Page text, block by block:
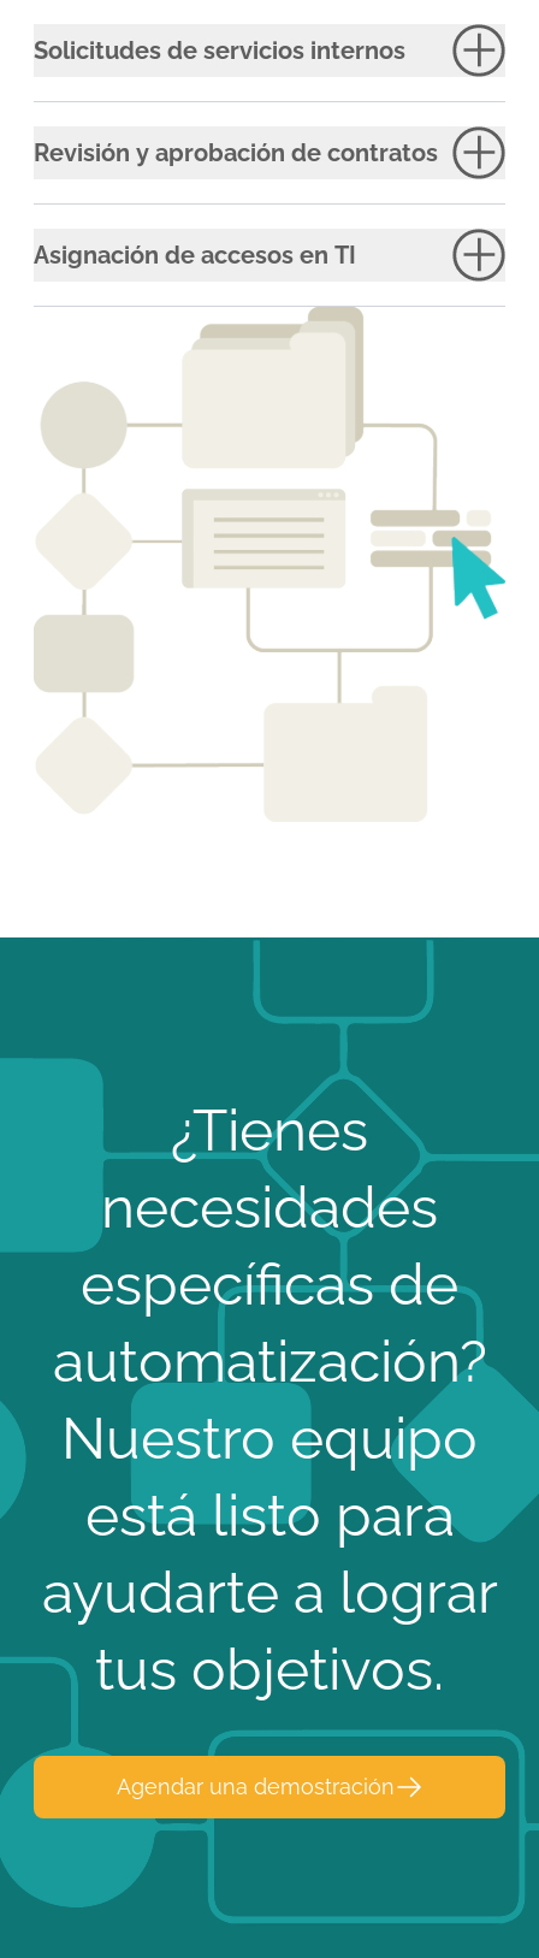
Solicitudes de servicios internos
Revisión y aprobación de contratos
Asignación de accesos en TI
¿Tienes
necesidades
específicas de
automatización?
Nuestro equipo
está listo para
ayudarte a lograr
tus objetivos.
Agendar una demostración